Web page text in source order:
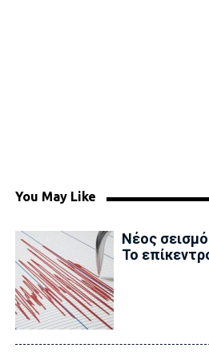
You May Like
Νέος
Το